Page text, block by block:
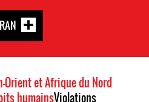
Orient et Afrique du Nord
humainsViolations